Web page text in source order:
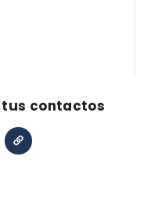
tus contactos